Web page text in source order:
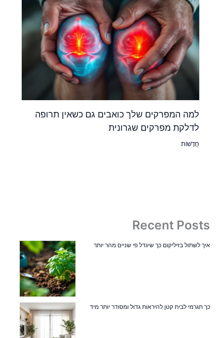
למה המפרקים שלך כואבים גם כשאין תרופה
לדלקת מפרקים שגרונית
חֲדָשׁוֹת
Recent Posts
איך לשתול בזיליקום כך שיגדל פי שניים מהר יותר
כך תגרמי לבית קטן להיראות גדול ומסודר יותר מיד